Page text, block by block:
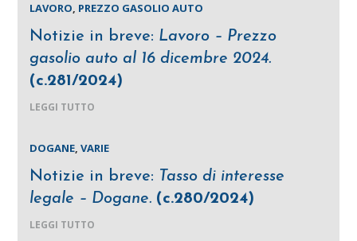
LAVORO, PREZZO GASOLIO AUTO
Notizie in breve: Lavoro – Prezzo
gasolio auto al 16 dicembre 2024.
(c.281/2024)
LEGGI TUTTO
DOGANE,VARIE
Notizie in breve: Tasso di interesse
legale – Dogane. (c.280/2024)
LEGGI TUTTO